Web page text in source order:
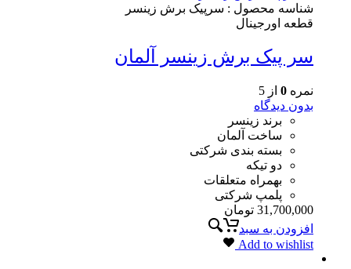
شناسه محصول : سرپیک برش زینسر
قطعه اورجینال
سر پیک برش زینسر آلمان
نمره 0 از 5
بدون دیدگاه
برند زینسر
ساخت آلمان
بسته بندی شرکتی
دو تیکه
بهمراه متعلقات
پلمپ شرکتی
31,700,000 تومان
افزودن به سبد
Add to wishlist